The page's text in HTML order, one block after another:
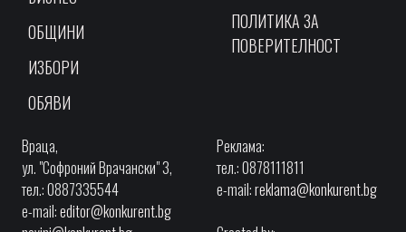
ОБЩИНИ
ИЗБОРИ
ОБЯВИ
ПОЛИТИКА ЗА
ПОВЕРИТЕЛНОСТ
Враца,
ул. "Софроний Врачански" 3,
тел.: 0887335544
e-mail:editor@konkurent.bg
Реклама:
тел.: 0878111811
e-mail:reklama@konkurent.bg